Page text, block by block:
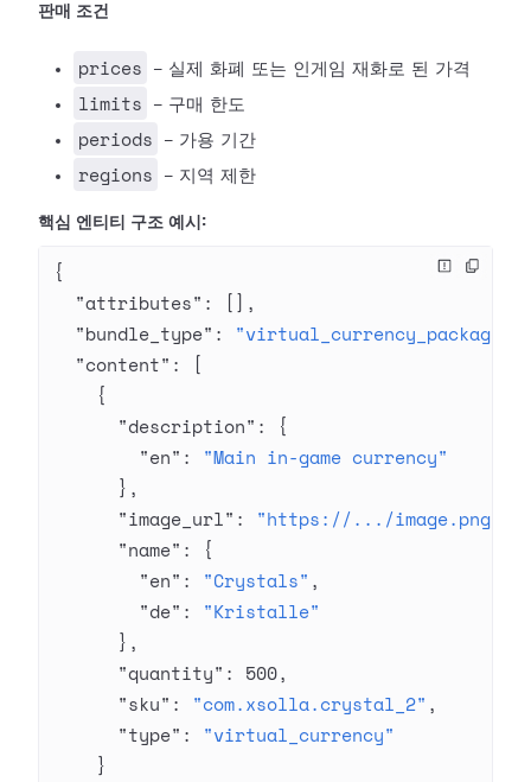
판매 조건
prices - 실제 화폐 또는 인게임 재화로 된 가격
limits - 구매 한도
periods - 가용 기간
regions - 지역 제한
핵심 엔티티 구조 예시:
{
  "attributes"
: [],
  "bundle_type"
: "virtual_currency_package"
  "content"
: [
    {
      "description"
: {
        "en"
: "Main in-game currency"
      },
      "image_url"
: "https://.../image.png"
      "name"
: {
        "en"
: "Crystals" ,
        "de"
: "Kristalle"
      },
      "quantity"
: 500,
      "sku"
: "com.xsolla.crystal_2" ,
      "type"
: "virtual_currency"
    }